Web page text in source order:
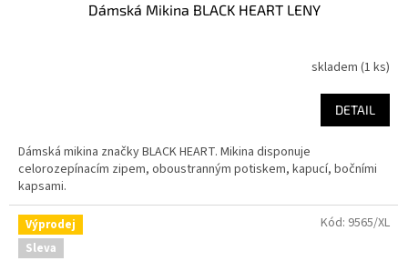
Dámská Mikina BLACK HEART LENY
skladem (1 ks)
DETAIL
Dámská mikina značky BLACK HEART. Mikina disponuje
celorozepínacím zipem, oboustranným potiskem, kapucí, bočními
kapsami.
Výprodej
Sleva
Kód: 9565/XL